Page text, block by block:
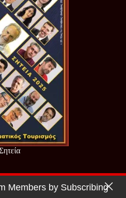
| Κρητών Επιχειρείν
Members by Subscribing